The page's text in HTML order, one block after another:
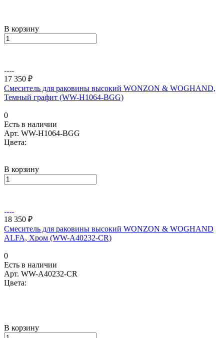
В корзину
17 350 ₽
Смеситель для раковины высокий WONZON & WOGHAND,
Темный графит (WW-H1064-BGG)
0
Есть в наличии
Арт. WW-H1064-BGG
Цвета:
В корзину
18 350 ₽
Смеситель для раковины высокий WONZON & WOGHAND
ALFA, Хром (WW-A40232-CR)
0
Есть в наличии
Арт. WW-A40232-CR
Цвета:
В корзину